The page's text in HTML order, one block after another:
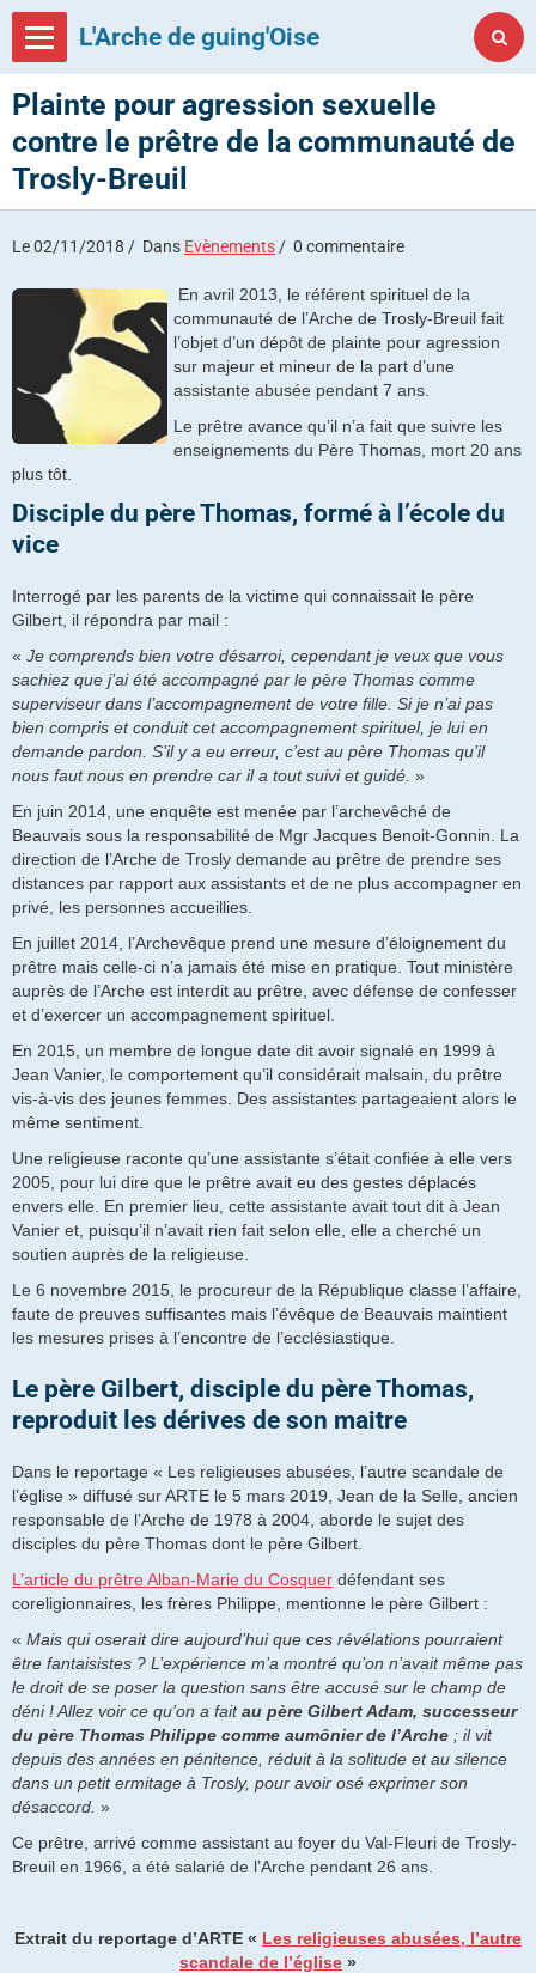
L'Arche de guing'Oise
Plainte pour agression sexuelle
contre le prêtre de la communauté de
Trosly-Breuil
Le 02/11/2018 Dans Evènements 0 commentaire
En avril 2013, le référent spirituel de la
communauté de l’Arche de Trosly-Breuil fait
l’objet d’un dépôt de plainte pour agression
sur majeur et mineur de la part d’une
assistante abusée pendant 7 ans.
Le prêtre avance qu’il n’a fait que suivre les
enseignements du Père Thomas, mort 20 ans
plus tôt.
Disciple du père Thomas, formé à l’école du
vice
Interrogé par les parents de la victime qui connaissait le père
Gilbert, il répondra par mail :
« Je comprends bien votre désarroi, cependant je veux que vous
sachiez que j’ai été accompagné par le père Thomas comme
superviseur dans l’accompagnement de votre fille. Si je n’ai pas
bien compris et conduit cet accompagnement spirituel, je lui en
demande pardon. S’il y a eu erreur, c’est au père Thomas qu’il
nous faut nous en prendre car il a tout suivi et guidé. »
En juin 2014, une enquête est menée par l’archevêché de
Beauvais sous la responsabilité de Mgr Jacques Benoit-Gonnin. La
direction de l’Arche de Trosly demande au prêtre de prendre ses
distances par rapport aux assistants et de ne plus accompagner en
privé, les personnes accueillies.
En juillet 2014, l’Archevêque prend une mesure d’éloignement du
prêtre mais celle-ci n’a jamais été mise en pratique. Tout ministère
auprès de l’Arche est interdit au prêtre, avec défense de confesser
et d’exercer un accompagnement spirituel.
En 2015, un membre de longue date dit avoir signalé en 1999 à
Jean Vanier, le comportement qu’il considérait malsain, du prêtre
vis-à-vis des jeunes femmes. Des assistantes partageaient alors le
même sentiment.
Une religieuse raconte qu’une assistante s’était confiée à elle vers
2005, pour lui dire que le prêtre avait eu des gestes déplacés
envers elle. En premier lieu, cette assistante avait tout dit à Jean
Vanier et, puisqu’il n’avait rien fait selon elle, elle a cherché un
soutien auprès de la religieuse.
Le 6 novembre 2015, le procureur de la République classe l’affaire,
faute de preuves suffisantes mais l’évêque de Beauvais maintient
les mesures prises à l’encontre de l’ecclésiastique.
Le père Gilbert, disciple du père Thomas,
reproduit les dérives de son maitre
Dans le reportage « Les religieuses abusées, l’autre scandale de
l’église » diffusé sur ARTE le 5 mars 2019, Jean de la Selle, ancien
responsable de l’Arche de 1978 à 2004, aborde le sujet des
disciples du père Thomas dont le père Gilbert.
L’article du prêtre Alban-Marie du Cosquer défendant ses
coreligionnaires, les frères Philippe, mentionne le père Gilbert :
« Mais qui oserait dire aujourd’hui que ces révélations pourraient
être fantaisistes ? L’expérience m’a montré qu’on n’avait même pas
le droit de se poser la question sans être accusé sur le champ de
déni ! Allez voir ce qu’on a faitau père Gilbert Adam, successeur
du père Thomas Philippe comme aumônier de l’Arche ; il vit
depuis des années en pénitence, réduit à la solitude et au silence
dans un petit ermitage à Trosly, pour avoir osé exprimer son
désaccord. »
Ce prêtre, arrivé comme assistant au foyer du Val-Fleuri de Trosly-
Breuil en 1966, a été salarié de l’Arche pendant 26 ans.
Extrait du reportage d’ARTE « Les religieuses abusées, l’autre
scandale de l’église »